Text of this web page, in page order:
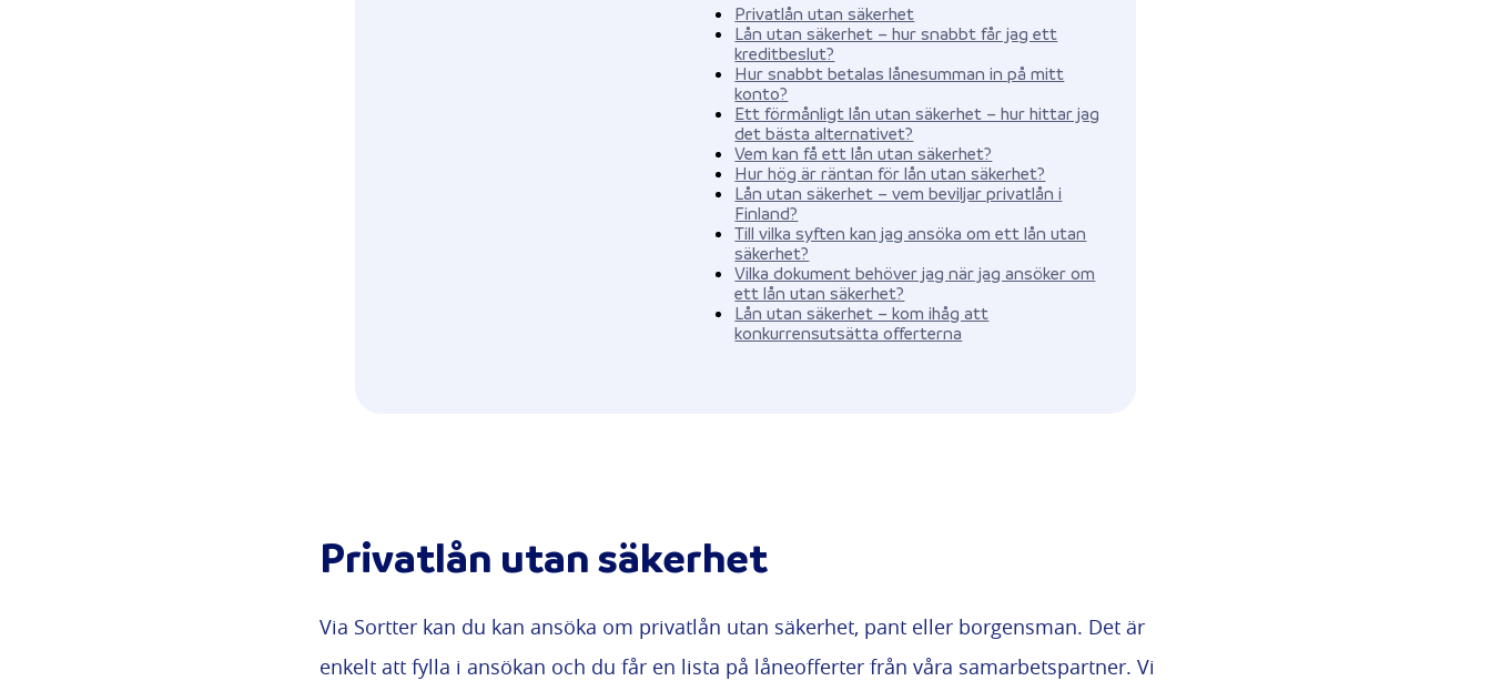
Privatlån utan säkerhet
Lån utan säkerhet – hur snabbt får jag ett
kreditbeslut?
Hur snabbt betalas lånesumman in på mitt
konto?
Ett förmånligt lån utan säkerhet – hur hittar jag
det bästa alternativet?
Vem kan få ett lån utan säkerhet?
Hur hög är räntan för lån utan säkerhet?
Lån utan säkerhet – vem beviljar privatlån i
Finland?
Till vilka syften kan jag ansöka om ett lån utan
säkerhet?
Vilka dokument behöver jag när jag ansöker om
ett lån utan säkerhet?
Lån utan säkerhet – kom ihåg att
konkurrensutsätta offerterna
Privatlån utan säkerhet
Via Sortter kan du kan ansöka om privatlån utan säkerhet, pant eller borgensman. Det är
enkelt att fylla i ansökan och du får en lista på låneofferter från våra samarbetspartner. Vi